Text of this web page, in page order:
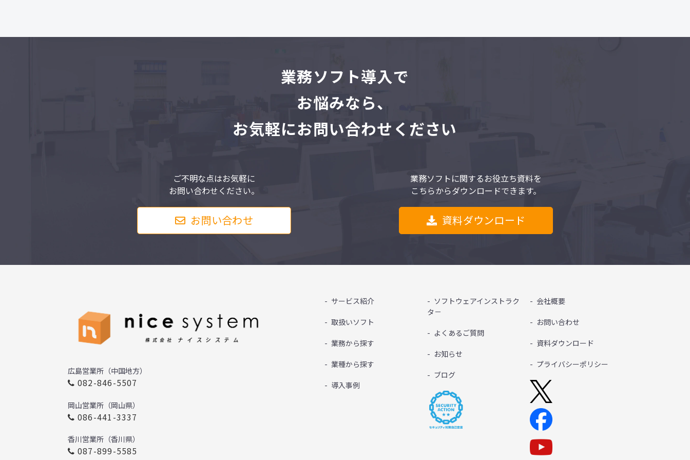
業務ソフト導入で
お悩みなら、
お気軽にお問い合わせください
ご不明な点はお気軽に
お問い合わせください。
お問い合わせ
業務ソフトに関するお役立ち資料を
こちらからダウンロードできます。
資料ダウンロード
広島営業所（中国地方）
082-846-5507
岡山営業所（岡山県）
086-441-3337
香川営業所（香川県）
087-899-5585
サービス紹介
取扱いソフト
業務から探す
業種から探す
導入事例
ソフトウェアインストラク
タ－
よくあるご質問
お知らせ
ブログ
会社概要
お問い合わせ
資料ダウンロード
プライバシーポリシー